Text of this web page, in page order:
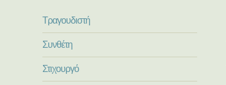
Τραγουδιστή
Συνθέτη
Στιχουργό